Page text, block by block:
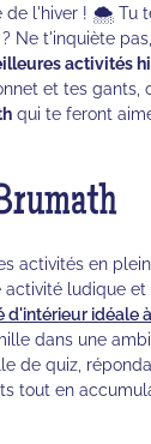
de l'hiver ! 🌨️ Tu
Ne t'inquiète
activités
et tes gants,
qui te feront
activités en
ludique et
d'intérieur idéale
dans une
de quiz,
tout en